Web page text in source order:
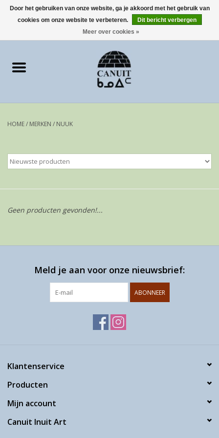
0 Artikelen - €0,00
Art Cards
sculpturen
Artist
HOME/ MERKEN / NUUK
Geen producten gevonden!...
Meld je aan voor onze nieuwsbrief:
ABONNEER
Klantenservice
Producten
Mijn account
Canuit Inuit Art
Door het gebruiken van onze website, ga je akkoord met het gebruik van
cookies om onze website te verbeteren.
Dit bericht verbergen
Meer over cookies »